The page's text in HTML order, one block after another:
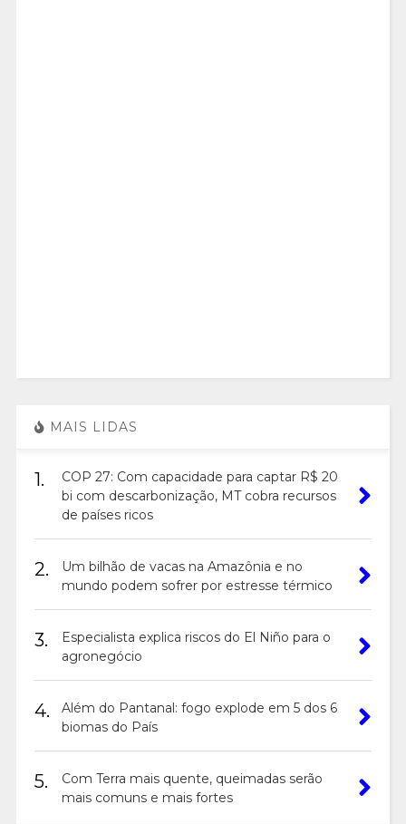
MAIS LIDAS
1.
COP 27: Com capacidade para captar R$ 20
bi com descarbonização, MT cobra recursos
de países ricos
2.
Um bilhão de vacas na Amazônia e no
mundo podem sofrer por estresse térmico
3.
Especialista explica riscos do El Niño para o
agronegócio
4.
Além do Pantanal: fogo explode em 5 dos 6
biomas do País
5.
Com Terra mais quente, queimadas serão
mais comuns e mais fortes